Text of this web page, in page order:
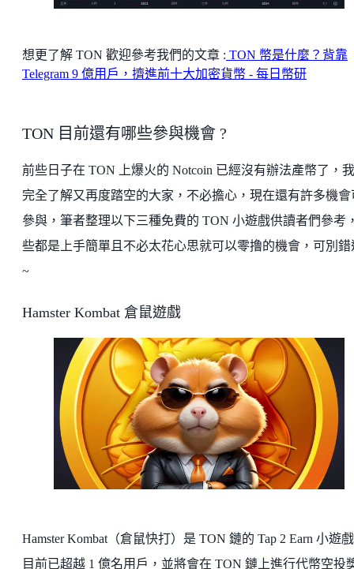
想更了解 TON 歡迎參考我們的文章 : TON 幣是什麼？背靠
Telegram 9 億用戶，擠進前十大加密貨幣 - 每日幣研
TON 目前還有哪些參與機會 ?
前些日子在 TON 上爆火的 Notcoin 已經沒有辦法產幣了，
完全了解又再度踏空的大家，不必擔心，現在還有許多機會
參與，筆者整理以下三種免費的 TON 小遊戲供讀者們參考
些都是上手簡單且不必太花心思就可以零撸的機會，可別錯
~
Hamster Kombat 倉鼠遊戲
Hamster Kombat（倉鼠快打）是 TON 鏈的 Tap 2 Earn 小遊
目前已超越 1 億名用戶，並將會在 TON 鏈上進行代幣空投